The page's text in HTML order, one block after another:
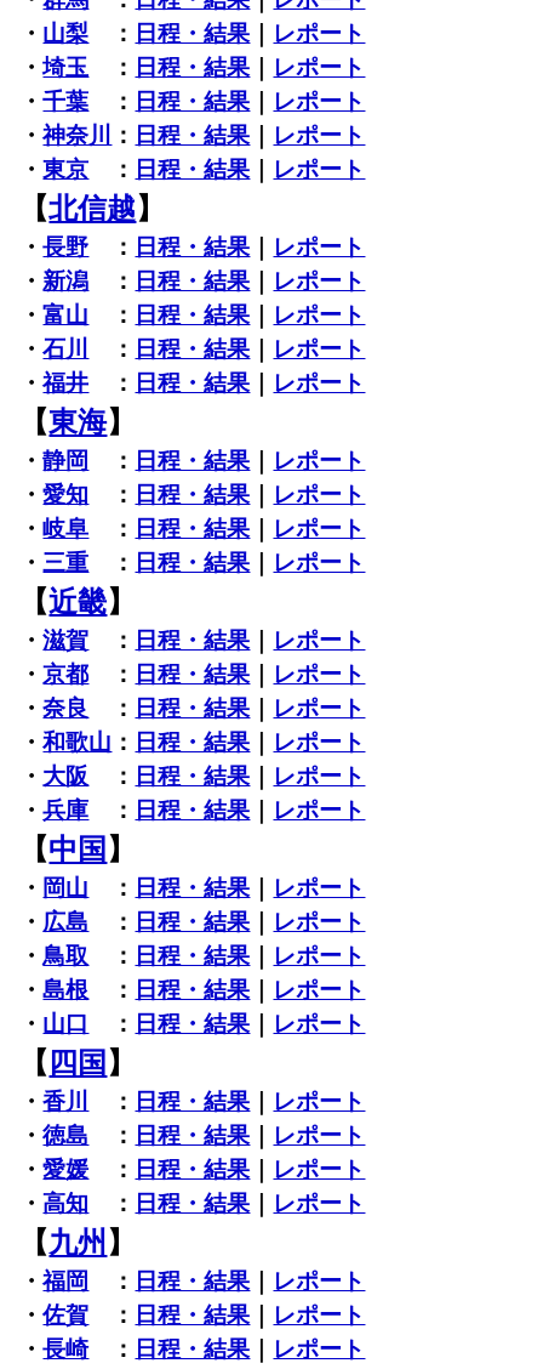
・ 山梨 ： 日程・結果
レポート
・埼玉 ： 日程・結果
レポート
・千葉 ： 日程・結果
レポート
・神奈川 ： 日程・結果
レポート
・東京 ： 日程・結果 レポート
【北信越】
・長野 ： 日程・結果
レポート
・ 新潟 ： 日程・結果
レポート
・富山 ： 日程・結果
レポート
・石川 ： 日程・結果
レポート
・福井 ： 日程・結果 レポート
【東海】
・静岡 ： 日程・結果
レポート
・愛知 ： 日程・結果
レポート
・岐阜 ： 日程・結果
レポート
・ 三重 ： 日程・結果 レポート
【近畿】
・滋賀 ： 日程・結果
レポート
・京都 ： 日程・結果
レポート
・奈良 ： 日程・結果
レポート
・和歌山 ： 日程・結果
レポート
・ 大阪 ： 日程・結果
レポート
・兵庫 ： 日程・結果 レポート
【中国 】
・ 岡山 ： 日程・結果
レポート
・ 広島 ： 日程・結果
レポート
・ 鳥取 ： 日程・結果
レポート
・島根 ： 日程・結果
レポート
・ 山口 ： 日程・結果 レポート
【 四国 】
・香川 ： 日程・結果
レポート
・徳島 ： 日程・結果
レポート
・愛媛 ： 日程・結果
レポート
・高知 ： 日程・結果 レポート
【九州 】
・福岡 ： 日程・結果
レポート
・佐賀 ： 日程・結果
レポート
・長崎： 日程・結果 レポート